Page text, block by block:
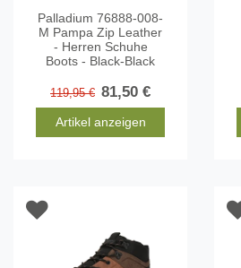
Palladium 76888-008-
M Pampa Zip Leather
- Herren Schuhe
Boots - Black-Black
119,95 € 81,50 €
Artikel anzeigen